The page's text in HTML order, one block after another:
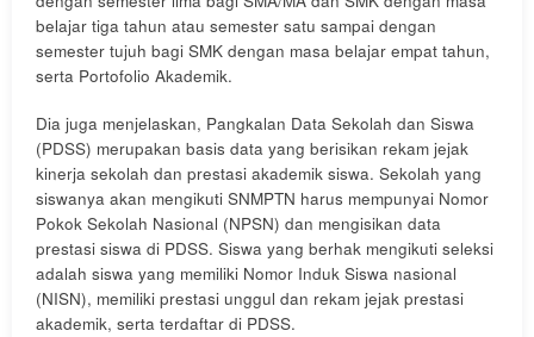
belajar tiga tahun atau semester satu sampai dengan
semester tujuh bagi SMK dengan masa belajar empat tahun,
serta Portofolio Akademik.
Dia juga menjelaskan, Pangkalan Data Sekolah dan Siswa
(PDSS) merupakan basis data yang berisikan rekam jejak
kinerja sekolah dan prestasi akademik siswa. Sekolah yang
siswanya akan mengikuti SNMPTN harus mempunyai Nomor
Pokok Sekolah Nasional (NPSN) dan mengisikan data
prestasi siswa di PDSS. Siswa yang berhak mengikuti seleksi
adalah siswa yang memiliki Nomor Induk Siswa nasional
(NISN), memiliki prestasi unggul dan rekam jejak prestasi
akademik, serta terdaftar di PDSS.